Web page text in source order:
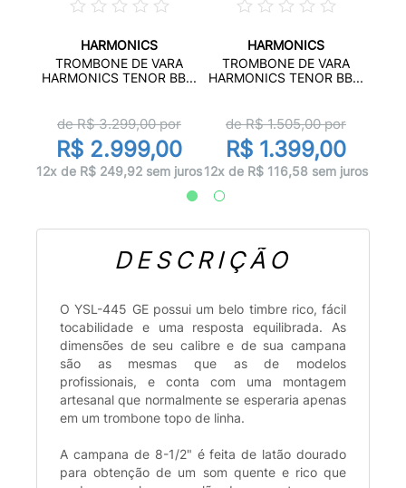
HARMONICS
TROMBONE DE VARA
HARMONICS TENOR BB...
de R$3.299,00por
R$ 2.999,00
12x de R$ 249,92 sem juros
HARMONICS
TROMBONE DE VARA
HARMONICS TENOR BB...
de R$1.505,00por
R$ 1.399,00
12x de R$ 116,58 sem juros
DESCRIÇÃO
O YSL-445 GE possui um belo timbre rico, fácil
tocabilidade e uma resposta equilibrada. As
dimensões de seu calibre e de sua campana
são as mesmas que as de modelos
profissionais, e conta com uma montagem
artesanal que normalmente se esperaria apenas
em um trombone topo de linha.
A campana de 8-1/2" é feita de latão dourado
para obtenção de um som quente e rico que